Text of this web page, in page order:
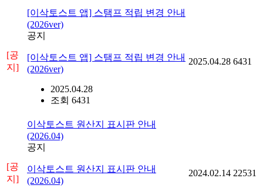
[공
지]
[이삭토스트 앱] 스탬프 적립 변경 안내
(2026ver)
공지
[이삭토스트 앱] 스탬프 적립 변경 안내
(2026ver)
2025.04.28
조회 6431
2025.04.28 6431
[공
지]
이삭토스트 원산지 표시판 안내
(2026.04)
공지
이삭토스트 원산지 표시판 안내
(2026.04)
2024.02.14 22531